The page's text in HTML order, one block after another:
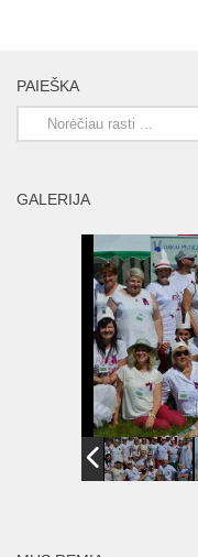
PAIEŠKA
GALERIJA